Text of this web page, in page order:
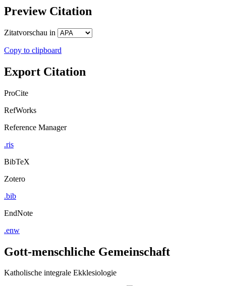
Preview Citation
Zitatvorschau in
Copy to clipboard
Export Citation
ProCite
RefWorks
Reference Manager
.ris
BibTeX
Zotero
.bib
EndNote
.enw
Gott-menschliche Gemeinschaft
Katholische integrale Ekklesiologie